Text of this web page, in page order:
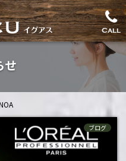
Call
せ
ブログ